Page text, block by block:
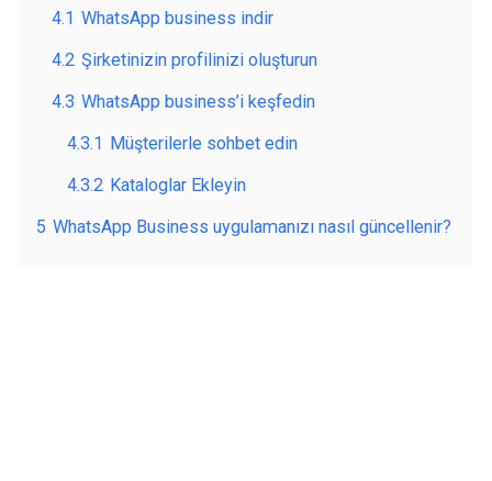
4.1 WhatsApp business indir
4.2 Şirketinizin profilinizi oluşturun
4.3 WhatsApp business’i keşfedin
4.3.1 Müşterilerle sohbet edin
4.3.2 Kataloglar Ekleyin
5 WhatsApp Business uygulamanızı nasıl güncellenir?